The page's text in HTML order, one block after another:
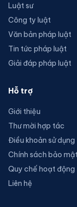
Luật sư
Công ty luật
Văn bản pháp luật
Tin tức pháp luật
Giải đáp pháp luật
Hỗ trợ
Giới thiệu
Thư mời hợp tác
Điều khoản sử dụng
Chính sách bảo
Quy chế hoạt động
Liên hệ